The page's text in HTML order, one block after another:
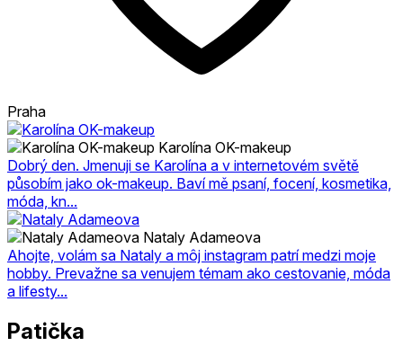
Praha
Karolína OK-makeup
Dobrý den. Jmenuji se Karolína a v internetovém světě
působím jako ok-makeup. Baví mě psaní, focení, kosmetika,
móda, kn...
Nataly Adameova
Ahojte, volám sa Nataly a môj instagram patrí medzi moje
hobby. Prevažne sa venujem témam ako cestovanie, móda
a lifesty...
Patička